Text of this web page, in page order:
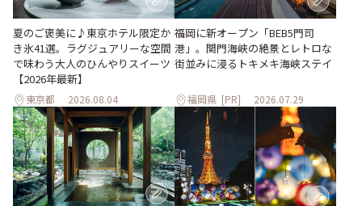
夏のご褒美に♪東京ホテル限定か
き氷41選。ラグジュアリーな空間
で味わう大人のひんやりスイーツ
【2026年最新】
東京都 2026.08.04
福岡に新オープン「BEB5門司
港」。関門海峡の絶景とレトロな
街並みに浸るトキメキ海峡ステイ
福岡県 [PR] 2026.07.29